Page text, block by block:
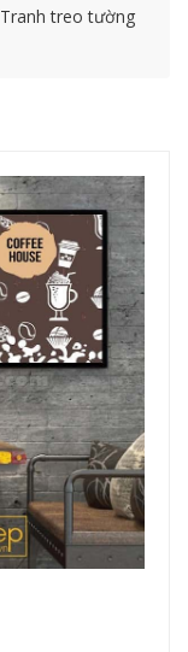
Tranh treo tường